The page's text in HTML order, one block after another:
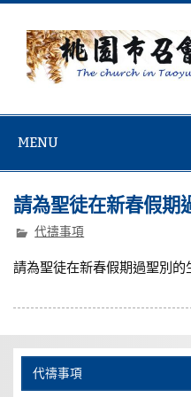
Skip
content
MENU
請為聖徒在新春假期
代禱事項
請為聖徒在新春假期過聖別的
代禱事項